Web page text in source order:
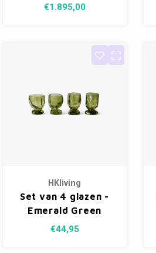
€1.895,00
HKliving
Set van 4 glazen -
Emerald Green
€44,95